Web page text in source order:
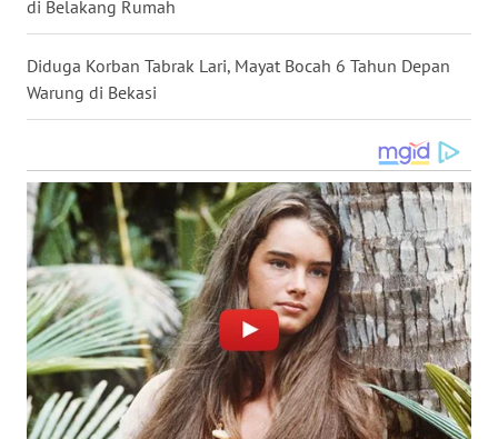
di Belakang Rumah
Diduga Korban Tabrak Lari, Mayat Bocah 6 Tahun Depan
Warung di Bekasi
JOGJA
WN
BALI
WN
KALBAR
WN
KALTENG